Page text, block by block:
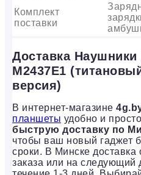
Комплект
поставки
Доставка
M2437E1
версия)
В интернет-магазине
планшеты удобно и
быструю доставку по
чтобы ваш новый гаджет
сроки. В Минске доставка
заказа или на следующий